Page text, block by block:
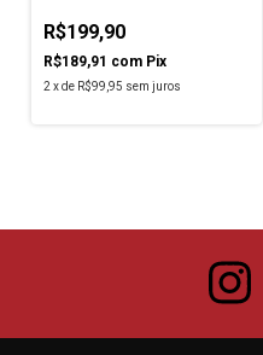
R$199,90
R$189,91 com Pix
2 xde R$99,95 sem juros